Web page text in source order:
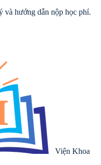
và hướng dẫn nộp học phí.
Viện Khoa